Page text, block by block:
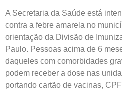
A Secretaria da Saúde está
contra a febre amarela no
orientação da Divisão de
Paulo. Pessoas acima de 6
daqueles com comorbidades
podem receber a dose nas
portando cartão de vacinas,